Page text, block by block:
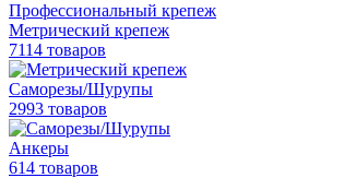
Профессиональный крепеж
Метрический крепеж
7114 товаров
Саморезы/Шурупы
2993 товаров
Анкеры
614 товаров